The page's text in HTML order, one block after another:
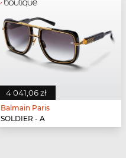
4 041,06 zł
Balmain Paris
SOLDIER - A